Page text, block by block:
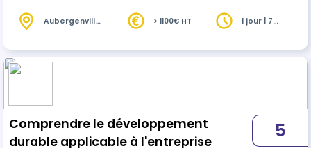
d'industries déjà engagées ? Cette version plus
de mieux comprendre le futur de l’industrie
automobile : l'industrie circulaire de la mobilité. Le
Aubergenville
> 1100€ HT
1 jour | 7
Comprendre le développement
durable applicable à l'entreprise
5